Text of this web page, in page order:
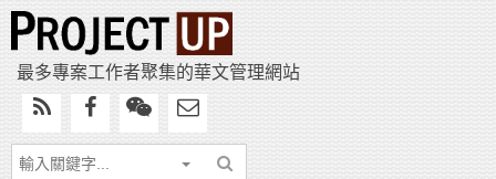
最多專案工作者聚集的華文管理網站